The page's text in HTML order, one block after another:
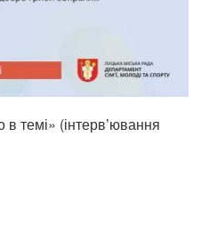
темі» (інтерв’ювання